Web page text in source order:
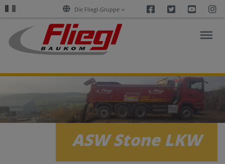
Die Fliegl-Gruppe Facebook
Twitter
RECHERCHE
SUR
ASW Stone LKW